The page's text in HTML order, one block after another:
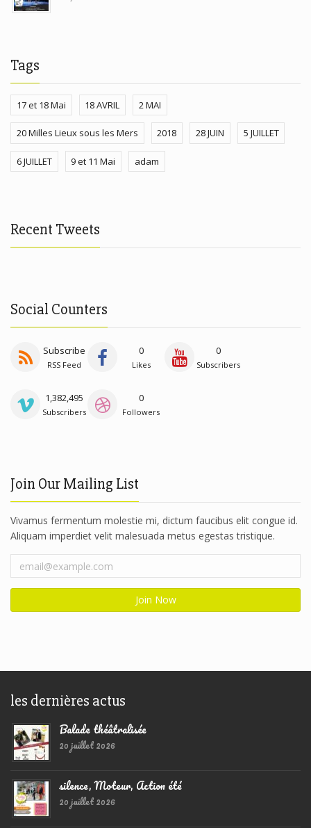
Tags
17 et 18 Mai 18 AVRIL 2 MAI
20 Milles Lieux sous les Mers 2018 28 JUIN 5 JUILLET
6 JUILLET 9 et 11 Mai adam
Recent Tweets
Social Counters
Subscribe
RSS Feed
0
Likes
0
Subscribers
1,382,495
Subscribers
0
Followers
Join Our Mailing List
Vivamus fermentum molestie mi, dictum faucibus elit congue id.
Aliquam imperdiet velit malesuada metus egestas tristique.
les dernières actus
Balade théâtralisée
20 juillet 2026
silence, Moteur, Action été
20 juillet 2026